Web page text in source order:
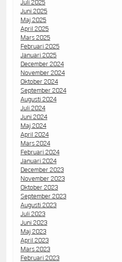
Juli 2025
Juni 2025
Maj 2025
April 2025
Mars 2025
Februari 2025
Januari 2025
December 2024
November 2024
Oktober 2024
September 2024
Augusti 2024
Juli 2024
Juni 2024
Maj 2024
April 2024
Mars 2024
Februari 2024
Januari 2024
December 2023
November 2023
Oktober 2023
September 2023
Augusti 2023
Juli 2023
Juni 2023
Maj 2023
April 2023
Mars 2023
Februari 2023